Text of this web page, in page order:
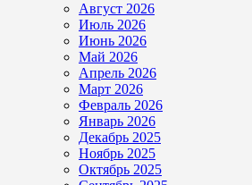
Август 2026
Июль 2026
Июнь 2026
Май 2026
Апрель 2026
Март 2026
Февраль 2026
Январь 2026
Декабрь 2025
Ноябрь 2025
Октябрь 2025